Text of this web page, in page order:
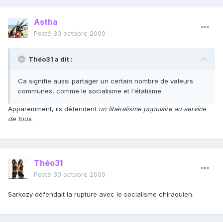
Astha
Posté 30 octobre 2009
Théo31 a dit :
Ca signifie aussi partager un certain nombre de valeurs
communes, comme le socialisme et l'étatisme.
Apparemment, ils défendent un libéralisme populaire au service
de tous .
Théo31
Posté 30 octobre 2009
Sarkozy défendait la rupture avec le socialisme chiraquien.